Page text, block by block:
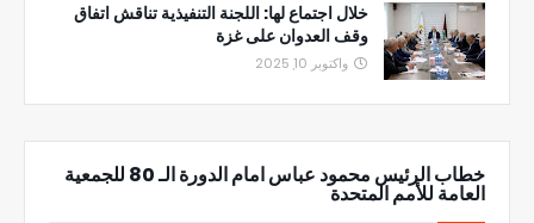
خلال اجتماع لها: اللجنة التنفيذية تناقش اتفاق
وقف العدوان على غزة
واكتوبر 10, 2025
خطاب الرئيس محمود عباس امام الدورة الـ 80 للجمعية
العامة للأمم المتحدة